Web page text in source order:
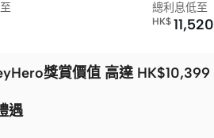
總利息低至
HK$ 11,520
獎賞價值 高達 HK$10,399
遇